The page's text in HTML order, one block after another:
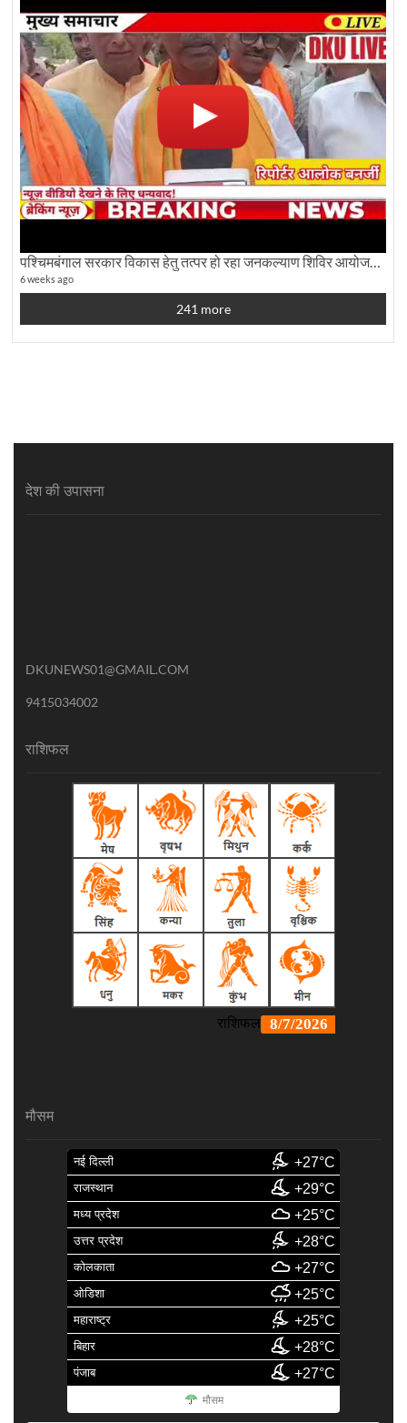
पश्चिमबंगाल सरकार विकास हेतु तत्पर हो रहा जनकल्याण शिविर आयोजन:कृषि मंत्री दूध कुमार मंडल से बातचीत
6 weeks ago
241 more
देश की उपासना
DKUNEWS01@GMAIL.COM
9415034002
राशिफल
मौसम
नई दिल्ली +27°C
राजस्थान +29°C
मध्य प्रदेश +25°C
उत्तर प्रदेश +28°C
कोलकाता +27°C
ओडिशा +25°C
महाराष्ट्र +25°C
बिहार +28°C
पंजाब +27°C
मौसम